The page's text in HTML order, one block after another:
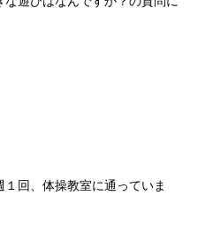
回、体操教室に通っていま